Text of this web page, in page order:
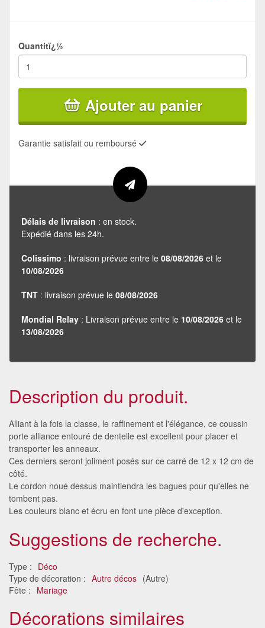
Quantitï¿½
Ajouter au panier
Garantie satisfait ou remboursé
Délais de livraison : en stock.
Expédié dans les 24h.
Colissimo : livraison prévue entre le 08/08/2026 et le
10/08/2026
TNT : livraison prévue le 08/08/2026
Mondial Relay : Livraison prévue entre le 10/08/2026 et le
13/08/2026
Description du produit.
Alliant à la fois la classe, le raffinement et l'élégance, ce coussin
porte alliance entouré de dentelle est excellent pour placer et
transporter les anneaux.
Ces derniers seront joliment posés sur ce carré de 12 x 12 cm de
côté.
Le cordon noué dessus maintiendra les bagues pour qu'elles ne
tombent pas.
Les couleurs blanc et écru en font une pièce d'exception.
Suggestions de recherche.
Type : Déco
Type de décoration : Autre décos (Autre)
Fête : Mariage
Décorations similaires